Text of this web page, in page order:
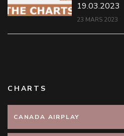
19.03.2023
23 MARS 2023
CHARTS
CANADA AIRPLAY